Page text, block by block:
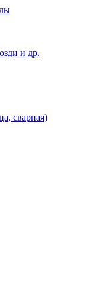
и др.
сварная)